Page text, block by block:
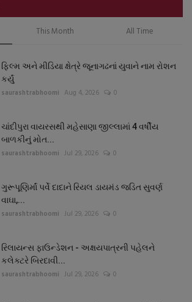
This Month All Time
ફિલ્મ અને મીડિયા ક્ષેત્રે જૂનાગઢનાં યુવાને નામ રોશન
કર્યું
saurashtrabhoomi Aug 4, 2026 0
ચાંદીપુરા વાયરસથી મહેસાણા જીલ્લામાં 4 વર્ષીય
બાળકીનું મોત...
saurashtrabhoomi Jul 29, 2026 0
ગુરૂપૂણિર્માં પર્વે દાદાને રિયલ ડાયમંડ જડિત સુવર્ણ
વાઘા,...
saurashtrabhoomi Jul 29, 2026 0
રિલાયન્સ ફાઉન્ડેશન - અક્ષયપાત્રની પહેલને
કલેક્ટરે બિરદાવી...
saurashtrabhoomi Jul 29, 2026 0